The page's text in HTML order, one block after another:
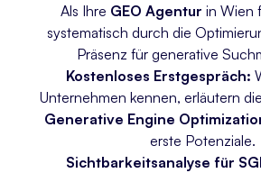
Als Ihre GEO Agentur in Wien
systematisch durch die
Präsenz für generative
Kostenloses Erstgespräch:
Unternehmen kennen, erläutern
Generative Engine
erste Potenziale.
Sichtbarkeitsanalyse für